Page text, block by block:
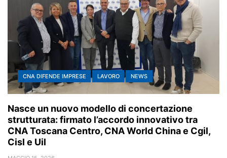
CNA DIFENDE IMPRESE LAVORO NEWS
Nasce un nuovo modello di concertazione
strutturata: firmato l’accordo innovativo tra
CNA Toscana Centro, CNA World China e Cgil,
Cisl e Uil